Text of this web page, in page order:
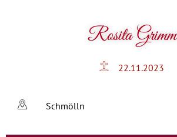
Rosita Grimm
22.11.2023
Schmölln